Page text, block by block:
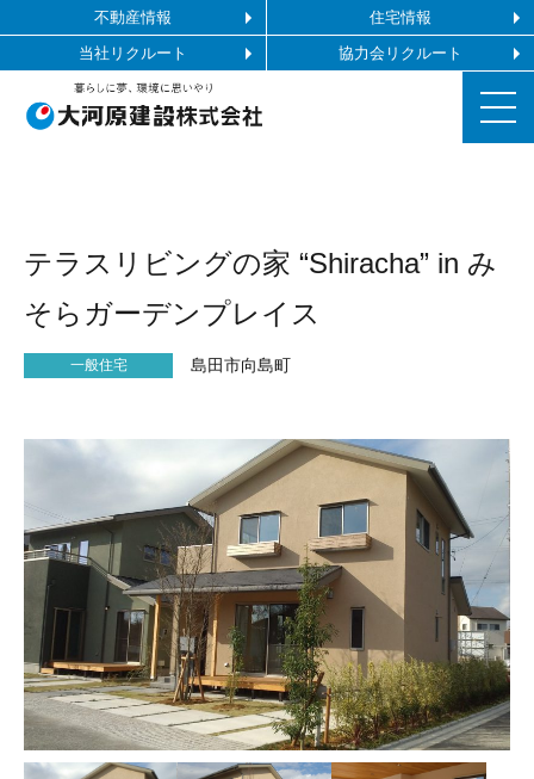
不動産情報
住宅情報
当社リクルート
協力会リクルート
協力会社の皆様へ
お問い合わせ
サイトマップ
施工ギャラリー
テラスリビングの家 “Shiracha” in み
そらガーデンプレイス
一般住宅 島田市向島町